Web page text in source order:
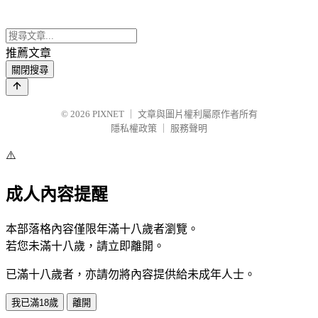
推薦文章
關閉搜尋
© 2026 PIXNET
文章與圖片權利屬原作者所有
隱私權政策
服務聲明
⚠️
成人內容提醒
本部落格內容僅限年滿十八歲者瀏覽。
若您未滿十八歲，請立即離開。
已滿十八歲者，亦請勿將內容提供給未成年人士。
我已滿18歲 離開